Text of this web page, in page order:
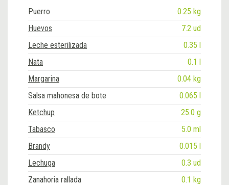
Puerro
0.25 kg
Huevos
7.2 ud
Leche esterilizada
0.35 l
Nata
0.1 l
Margarina
0.04 kg
Salsa mahonesa de bote
0.065 l
Ketchup
25.0 g
Tabasco
5.0 ml
Brandy
0.015 l
Lechuga
0.3 ud
Zanahoria rallada
0.1 kg